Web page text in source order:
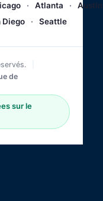
· Atlanta ·
Austin
Diego · Seattle
de
sur le